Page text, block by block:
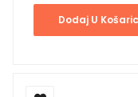
Dodaj U